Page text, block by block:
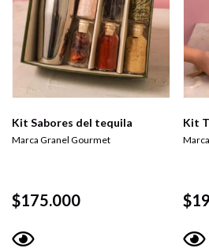
Kit Sabores del tequila
Marca Granel Gourmet
$175.000
Kit
$